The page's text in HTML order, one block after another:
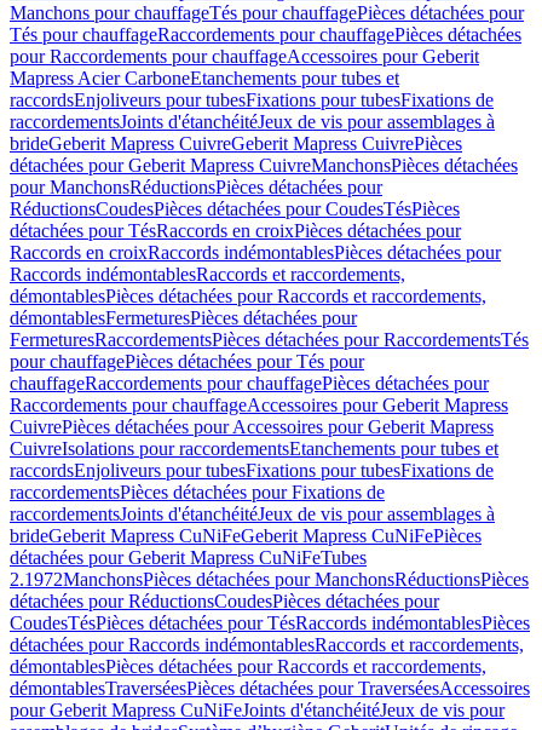
Manchons pour chauffageTés pour chauffagePièces détachées pour
Tés pour chauffageRaccordements pour chauffagePièces détachées
pour Raccordements pour chauffageAccessoires pour Geberit
Mapress Acier CarboneEtanchements pour tubes et
raccordsEnjoliveurs pour tubesFixations pour tubesFixations de
raccordementsJoints d'étanchéitéJeux de vis pour assemblages à
brideGeberit Mapress CuivreGeberit Mapress CuivrePièces
détachées pour Geberit Mapress CuivreManchonsPièces détachées
pour ManchonsRéductionsPièces détachées pour
RéductionsCoudesPièces détachées pour CoudesTésPièces
détachées pour TésRaccords en croixPièces détachées pour
Raccords en croixRaccords indémontablesPièces détachées pour
Raccords indémontablesRaccords et raccordements,
démontablesPièces détachées pour Raccords et raccordements,
démontablesFermeturesPièces détachées pour
FermeturesRaccordementsPièces détachées pour RaccordementsTés
pour chauffagePièces détachées pour Tés pour
chauffageRaccordements pour chauffagePièces détachées pour
Raccordements pour chauffageAccessoires pour Geberit Mapress
CuivrePièces détachées pour Accessoires pour Geberit Mapress
CuivreIsolations pour raccordementsEtanchements pour tubes et
raccordsEnjoliveurs pour tubesFixations pour tubesFixations de
raccordementsPièces détachées pour Fixations de
raccordementsJoints d'étanchéitéJeux de vis pour assemblages à
brideGeberit Mapress CuNiFeGeberit Mapress CuNiFePièces
détachées pour Geberit Mapress CuNiFeTubes
2.1972ManchonsPièces détachées pour ManchonsRéductionsPièces
détachées pour RéductionsCoudesPièces détachées pour
CoudesTésPièces détachées pour TésRaccords indémontablesPièces
détachées pour Raccords indémontablesRaccords et raccordements,
démontablesPièces détachées pour Raccords et raccordements,
démontablesTraverséesPièces détachées pour TraverséesAccessoires
pour Geberit Mapress CuNiFeJoints d'étanchéitéJeux de vis pour